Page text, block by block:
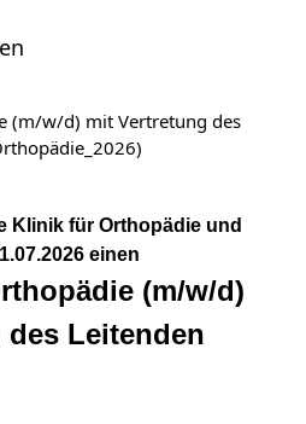
(m/w/d) mit Vertretung des
Klinik für Orthopädie und
einen
(m/w/d)
Leitenden